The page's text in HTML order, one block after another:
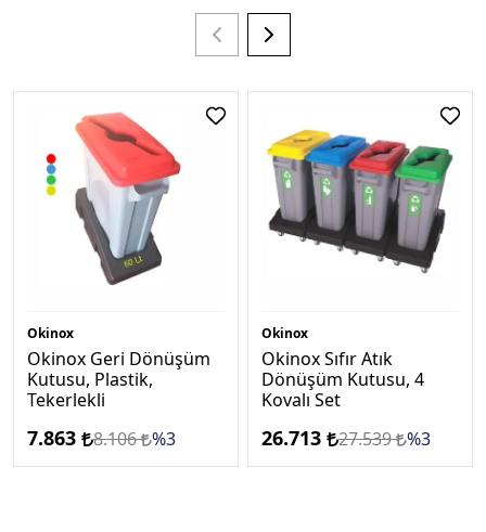
Okinox
Okinox Geri Dönüşüm
Kutusu, Plastik,
Tekerlekli
7.863 8.106 %3
Okinox
Okinox Sıfır Atık
Dönüşüm Kutusu, 4
Kovalı Set
26.713 27.539 %3